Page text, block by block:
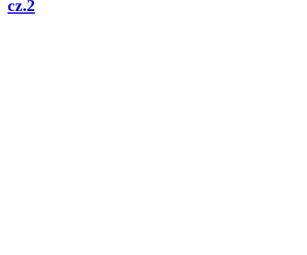
cz.2